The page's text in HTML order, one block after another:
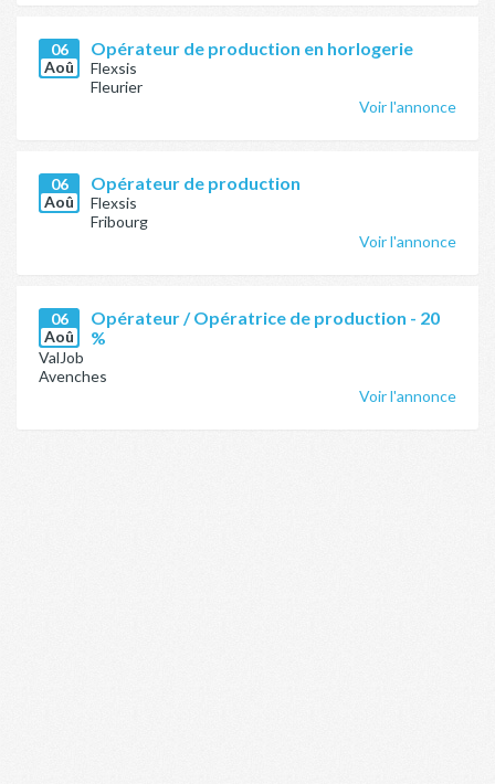
06
Aoû
Opérateur de production en horlogerie
Flexsis
Fleurier
Voir l'annonce
06
Aoû
Opérateur de production
Flexsis
Fribourg
Voir l'annonce
06
Aoû
Opérateur / Opératrice de production - 20
%
ValJob
Avenches
Voir l'annonce